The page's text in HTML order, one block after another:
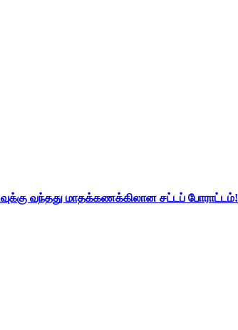
வந்தது மாதக்கணக்கிலான சட்டப் போராட்டம்!